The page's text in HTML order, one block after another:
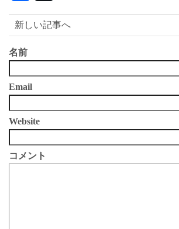
有
新しい記事へ
名前
Email
Website
コメント